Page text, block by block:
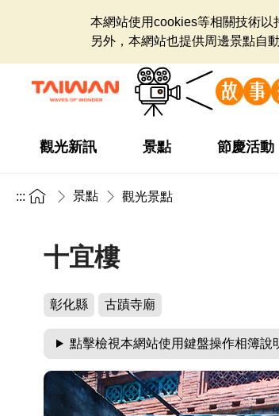
本網站使用cookies等相關技術以
另外，本網站也提供周邊景點自
觀光新訊 景點 節慶活動
::: 景點 觀光景點
十宜樓
彰化縣 古蹟寺廟
點擊檢視本網站使用鍵盤操作相簿說